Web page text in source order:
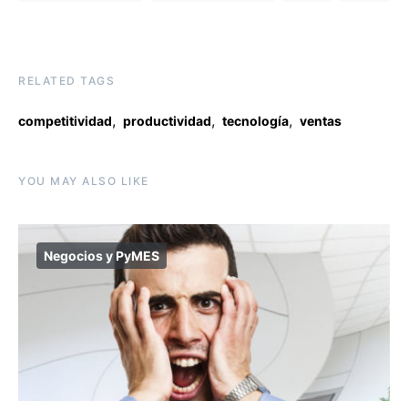
RELATED TAGS
competitividad, productividad, tecnología, ventas
YOU MAY ALSO LIKE
Negocios y PyMES